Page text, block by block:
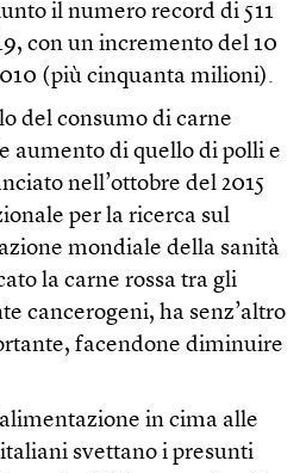
il numero record di 511
con un incremento del 10
(più cinquanta milioni).
del consumo di carne
aumento di quello di polli e
nell’ottobre del 2015
per la ricerca sul
mondiale della sanità
la carne rossa tra gli
cancerogeni, ha senz’altro
facendone diminuire
in cima alle
svettano i presunti